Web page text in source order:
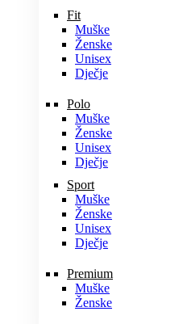
Fit
Muške
Ženske
Unisex
Dječje
Polo
Muške
Ženske
Unisex
Dječje
Sport
Muške
Ženske
Unisex
Dječje
Premium
Muške
Ženske